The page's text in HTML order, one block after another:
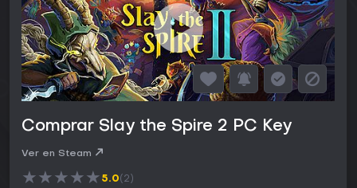
Comprar Slay the Spire 2 PC Key
Ver en Steam
★★★★★ 5.0(2)